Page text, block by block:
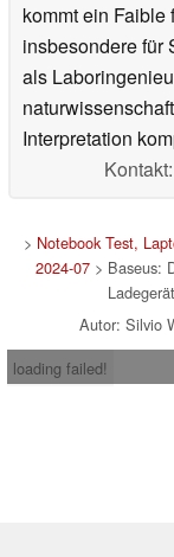
kommt ein Faible
insbesondere für
als
Interpretation
> Notebook Test,
2024-07> Baseus:
Autor: Silvio
loading failed!